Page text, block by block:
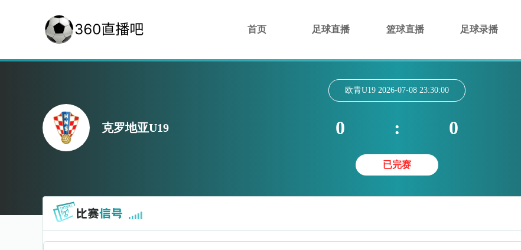
首页 足球直播 篮球直播 足球录播
克罗地亚U19
欧青U19 2026-07-08 23:30:00
0 : 0
已完赛